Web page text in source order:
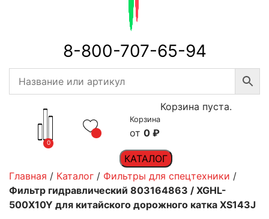
8-800-707-65-94
0
Корзина
0 ₽
Корзина пуста.
КАТАЛОГ
Главная / Каталог / Фильтры для спецтехники /
Фильтр гидравлический 803164863 / XGHL-
500X10Y для китайского дорожного катка XS143J